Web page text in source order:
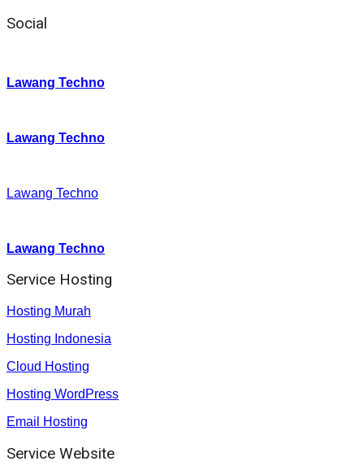
Social
Lawang Techno
Lawang Techno
Lawang Techno
Lawang Techno
Service Hosting
Hosting Murah
Hosting Indonesia
Cloud Hosting
Hosting WordPress
Email Hosting
Service Website